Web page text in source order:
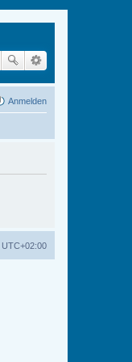
Anmelden
UTC+02:00